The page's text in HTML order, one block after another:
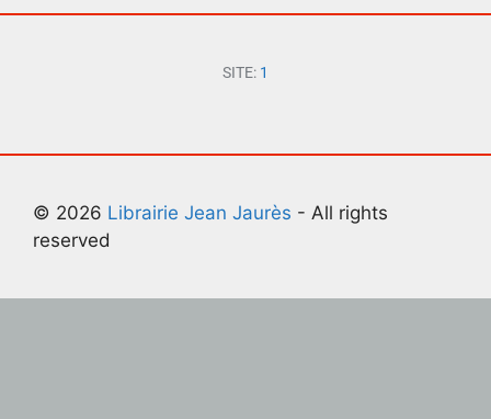
SITE: 1
© 2026 Librairie Jean Jaurès - All rights
reserved